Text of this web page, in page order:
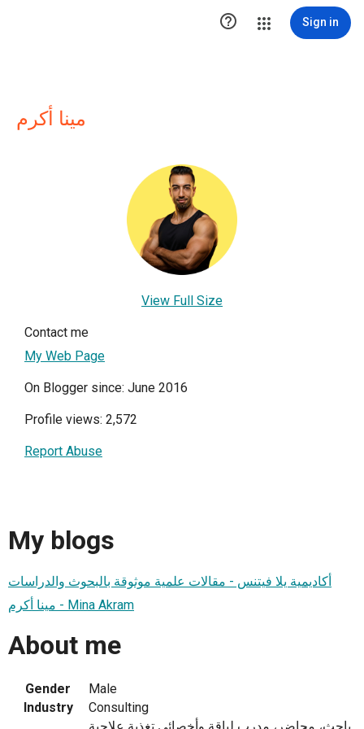
 Sign in
مينا أكرم
View Full Size
Contact me
My Web Page
On Blogger since: June 2016
Profile views: 2,572
Report Abuse
My blogs
أكاديمية يلا فيتنس - مقالات علمية موثوقة بالبحوث والدراسات
مينا أكرم - Mina Akram
About me
Gender
Male
Industry
Consulting